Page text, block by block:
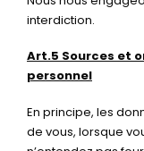
interdiction.
Art.5 Sources et
personnel
En principe, les
de vous, lorsque